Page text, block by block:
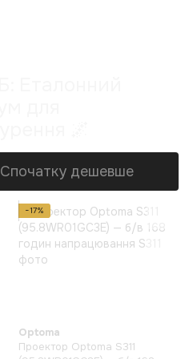
Спочатку дешевше
−17%
Optoma
Проектор Optoma S311